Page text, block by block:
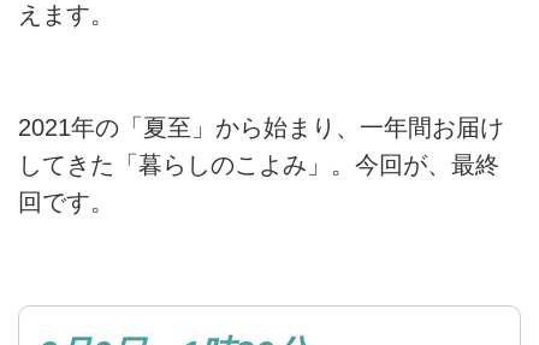
えます。
2021年の「夏至」から始まり、一年間お届け
してきた「暮らしのこよみ」。今回が、最終
回です。